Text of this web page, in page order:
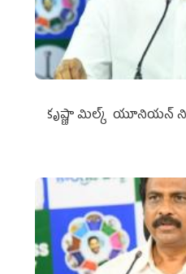
కృష్ణా మిల్క్‌ యూనియన్‌